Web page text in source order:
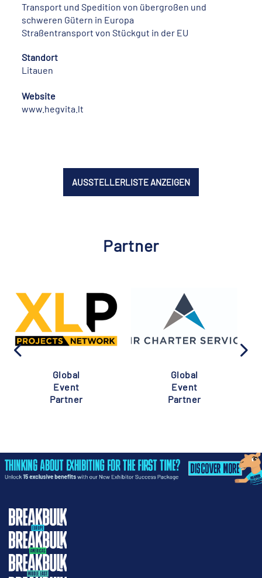
Transport und Spedition von übergroßen und
schweren Gütern in Europa
Straßentransport von Stückgut in der EU
Standort
Litauen
Website
www.hegvita.lt
AUSSTELLERLISTE ANZEIGEN
Partner
Global
Event
Partner
Global
Event
Partner